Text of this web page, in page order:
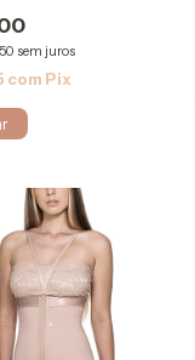
sem juros
com Pix